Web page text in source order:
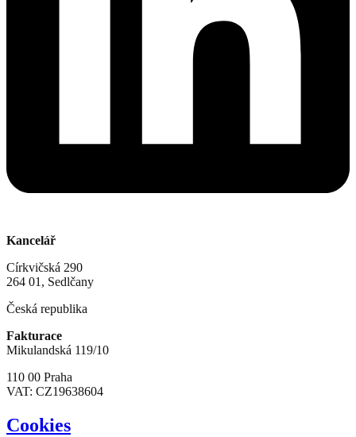
Kancelář
Církvičská 290
264 01, Sedlčany
Česká republika
Fakturace
Mikulandská 119/10
110 00 Praha
VAT: CZ19638604
Cookies